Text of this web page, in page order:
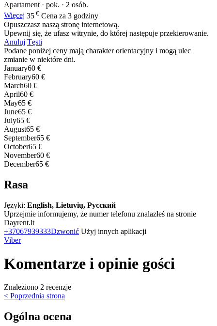
Apartament · pok. · 2 osób.
Więcej 35 € Cena za 3 godziny
Opuszczasz naszą stronę internetową.
Upewnij się, że ufasz witrynie, do której następuje przekierowanie.
Anuluj Tęsti
Podane poniżej ceny mają charakter orientacyjny i mogą ulec
zmianie w niektóre dni.
January60 €
February60 €
March60 €
April60 €
May65 €
June65 €
July65 €
August65 €
September65 €
October65 €
November60 €
December65 €
Rasa
Języki: English, Lietuvių, Русский
Uprzejmie informujemy, że numer telefonu znalazłeś na stronie
Dayrent.lt
+37067939333Dzwonić Użyj innych aplikacji
Viber
Komentarze i opinie gości
Znaleziono 2 recenzje
< Poprzednia strona
Ogólna ocena